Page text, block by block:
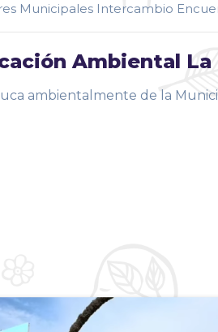
Municipales Intercambio
Ambiental La
ambientalmente de la